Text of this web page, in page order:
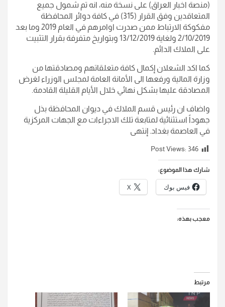
(منصة اخبار العراق) على نسخة منه، انه تم شمول جميع
المتعاقدين وفق القرار (315) في كافة دوائر المحافظة
مفكوكة الارتباط ممن صدرت اوامرهم في العام 2019 وما بعد
2/10/2019 ولغاية 13/12/2019 وبتواريخ متفرفة بقرار التثبيت
على الملاك الدائم.
كما اكد الشعلان إكمال كافة متعلقاتهم ومصادقتها من
وزارة المالية ورفعها الى الأمانة العامة لمجلس الوزراء لغرض
المصادقة عليها بشكل نهائي خلال الأيام القليلة القادمة.
واضاف ان رئيس قسم الملاك في ديوان المحافظة بذل
جهوداً استثنائية لمتابعة تلك الاجراءات مع الجهات المركزية
في العاصمة بغداد. إنتهى
Post Views: 346
شارك هذا الموضوع:
فيس بوك X
معجب بهذه:
مرتبط